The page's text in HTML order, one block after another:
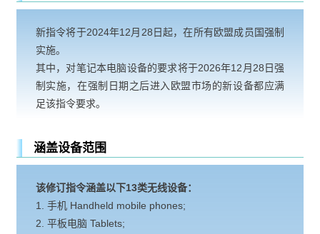
新指令将于2024年12月28日起，在所有欧盟成员国强制
实施。
其中，对笔记本电脑设备的要求将于2026年12月28日强
制实施，在强制日期之后进入欧盟市场的新设备都应满
足该指令要求。
涵盖设备范围
该修订指令涵盖以下13类无线设备：
1. 手机 Handheld mobile phones;
2. 平板电脑 Tablets;